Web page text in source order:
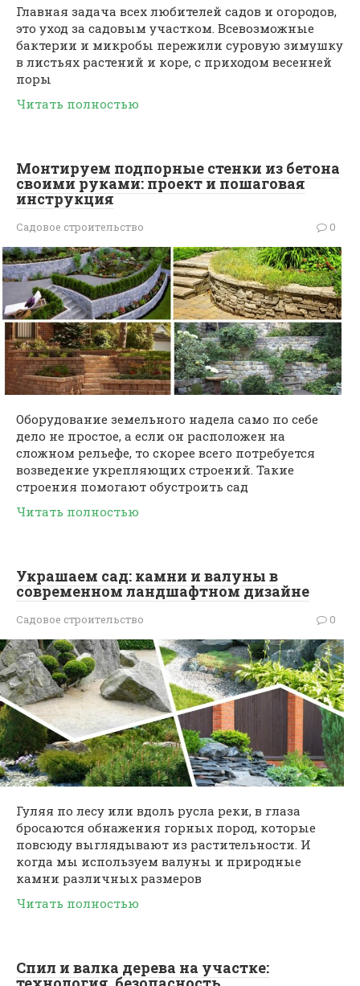
Главная задача всех любителей садов и огородов,
это уход за садовым участком. Всевозможные
бактерии и микробы пережили суровую зимушку
в листьях растений и коре, с приходом весенней
поры
Читать полностью
Монтируем подпорные стенки из бетона
своими руками: проект и пошаговая
инструкция
Садовое строительство 0
Оборудование земельного надела само по себе
дело не простое, а если он расположен на
сложном рельефе, то скорее всего потребуется
возведение укрепляющих строений. Такие
строения помогают обустроить сад
Читать полностью
Украшаем сад: камни и валуны в
современном ландшафтном дизайне
Садовое строительство 0
Гуляя по лесу или вдоль русла реки, в глаза
бросаются обнажения горных пород, которые
повсюду выглядывают из растительности. И
когда мы используем валуны и природные
камни различных размеров
Читать полностью
Спил и валка дерева на участке: